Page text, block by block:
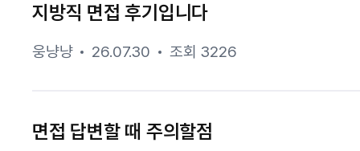
지방직 면접 후기입니다
웅냥냥 26.07.30 조회 3226
면접 답변할 때 주의할점